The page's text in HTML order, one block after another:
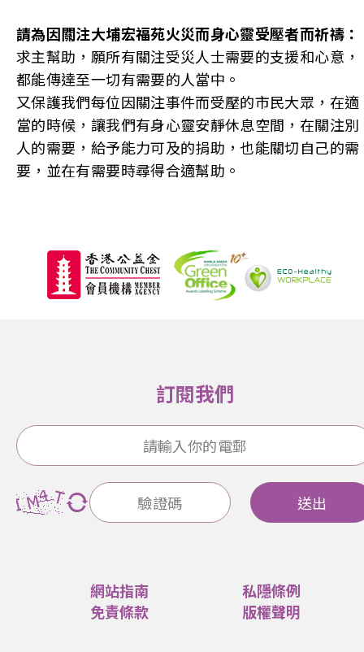
請為因關注大埔宏福苑火災而身心靈受壓者而祈禱：
求主幫助，願所有關注受災人士需要的支援和心意，
都能傳達至一切有需要的人當中。
又保護我們每位因關注事件而受壓的市民大眾，在適
當的時候，讓我們有身心靈安靜休息空間，在關注別
人的需要，給予能力可及的捐助，也能關切自己的需
要，並在有需要時尋得合適幫助。
訂閱我們
送出
網站指南
私隱條例
免責條款
版權聲明